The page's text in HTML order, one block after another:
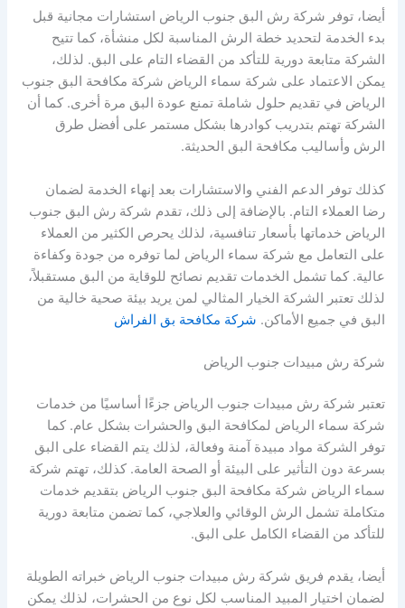
أيضا، توفر شركة رش البق جنوب الرياض استشارات مجانية قبل
بدء الخدمة لتحديد خطة الرش المناسبة لكل منشأة، كما تتيح
الشركة متابعة دورية للتأكد من القضاء التام على البق. لذلك،
يمكن الاعتماد على شركة سماء الرياض شركة مكافحة البق جنوب
الرياض في تقديم حلول شاملة تمنع عودة البق مرة أخرى. كما أن
الشركة تهتم بتدريب كوادرها بشكل مستمر على أفضل طرق
الرش وأساليب مكافحة البق الحديثة.
كذلك توفر الدعم الفني والاستشارات بعد إنهاء الخدمة لضمان
رضا العملاء التام. بالإضافة إلى ذلك، تقدم شركة رش البق جنوب
الرياض خدماتها بأسعار تنافسية، لذلك يحرص الكثير من العملاء
على التعامل مع شركة سماء الرياض لما توفره من جودة وكفاءة
عالية. كما تشمل الخدمات تقديم نصائح للوقاية من البق مستقبلاً،
لذلك تعتبر الشركة الخيار المثالي لمن يريد بيئة صحية خالية من
البق في جميع الأماكن. شركة مكافحة بق الفراش
شركة رش مبيدات جنوب الرياض
تعتبر شركة رش مبيدات جنوب الرياض جزءًا أساسيًا من خدمات
شركة سماء الرياض لمكافحة البق والحشرات بشكل عام. كما
توفر الشركة مواد مبيدة آمنة وفعالة، لذلك يتم القضاء على البق
بسرعة دون التأثير على البيئة أو الصحة العامة. كذلك، تهتم شركة
سماء الرياض شركة مكافحة البق جنوب الرياض بتقديم خدمات
متكاملة تشمل الرش الوقائي والعلاجي، كما تضمن متابعة دورية
للتأكد من القضاء الكامل على البق.
أيضا، يقدم فريق شركة رش مبيدات جنوب الرياض خبراته الطويلة
لضمان اختيار المبيد المناسب لكل نوع من الحشرات، لذلك يمكن